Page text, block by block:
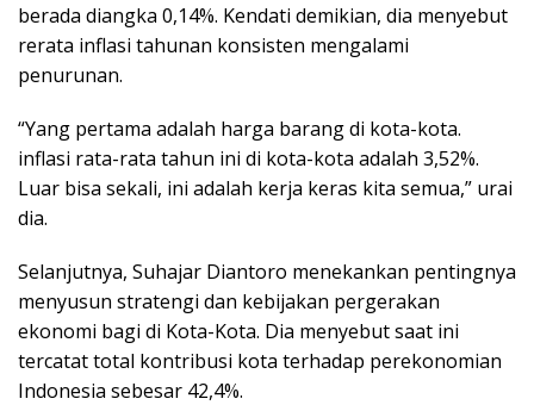
berada diangka 0,14%. Kendati demikian, dia menyebut
rerata inflasi tahunan konsisten mengalami
penurunan.
“Yang pertama adalah harga barang di kota-kota.
inflasi rata-rata tahun ini di kota-kota adalah 3,52%.
Luar bisa sekali, ini adalah kerja keras kita semua,” urai
dia.
Selanjutnya, Suhajar Diantoro menekankan pentingnya
menyusun stratengi dan kebijakan pergerakan
ekonomi bagi di Kota-Kota. Dia menyebut saat ini
tercatat total kontribusi kota terhadap perekonomian
Indonesia sebesar 42,4%.